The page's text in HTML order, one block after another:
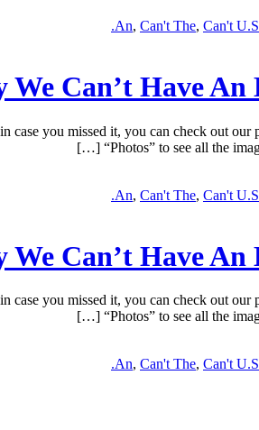
An, Can't The, Can't
We Can’t Have
you missed it, you can check out
“Photos” to see all the
An, Can't The, Can't
We Can’t Have
you missed it, you can check out
“Photos” to see all the
An, Can't The, Can't